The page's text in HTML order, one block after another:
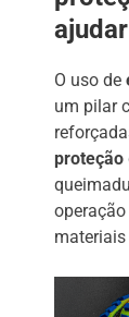
O uso de
um pilar
proteção